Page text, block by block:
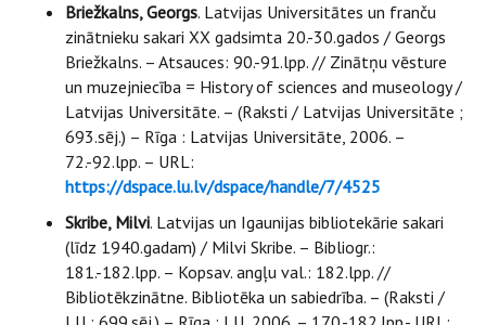
Briežkalns, Georgs. Latvijas Universitātes un franču
zinātnieku sakari XX gadsimta 20.-30.gados / Georgs
Briežkalns. – Atsauces: 90.-91.lpp. // Zinātņu vēsture
un muzejniecība = History of sciences and museology /
Latvijas Universitāte. – (Raksti / Latvijas Universitāte ;
693.sēj.) – Rīga : Latvijas Universitāte, 2006. –
72.-92.lpp. – URL:
https://dspace.lu.lv/dspace/handle/7/4525
Skribe, Milvi. Latvijas un Igaunijas bibliotekārie sakari
(līdz 1940.gadam) / Milvi Skribe. – Bibliogr.:
181.-182.lpp. – Kopsav. angļu val.: 182.lpp. //
Bibliotēkzinātne. Bibliotēka un sabiedrība. – (Raksti /